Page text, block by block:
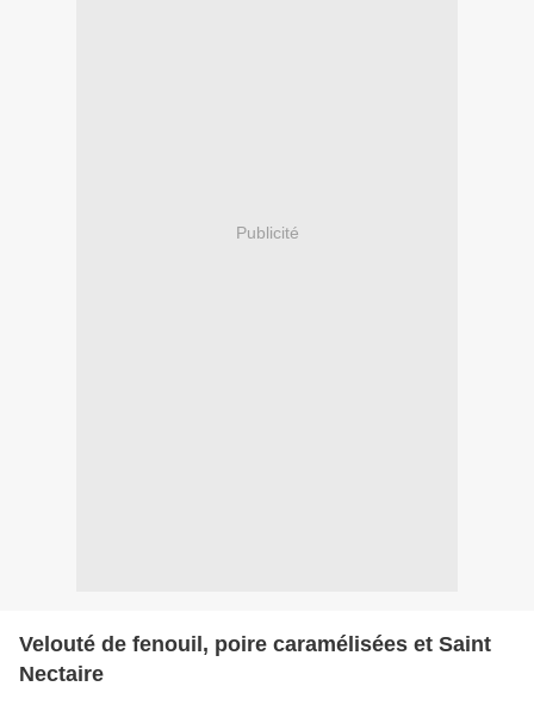
Publicité
Velouté de fenouil, poire caramélisées et Saint
Nectaire